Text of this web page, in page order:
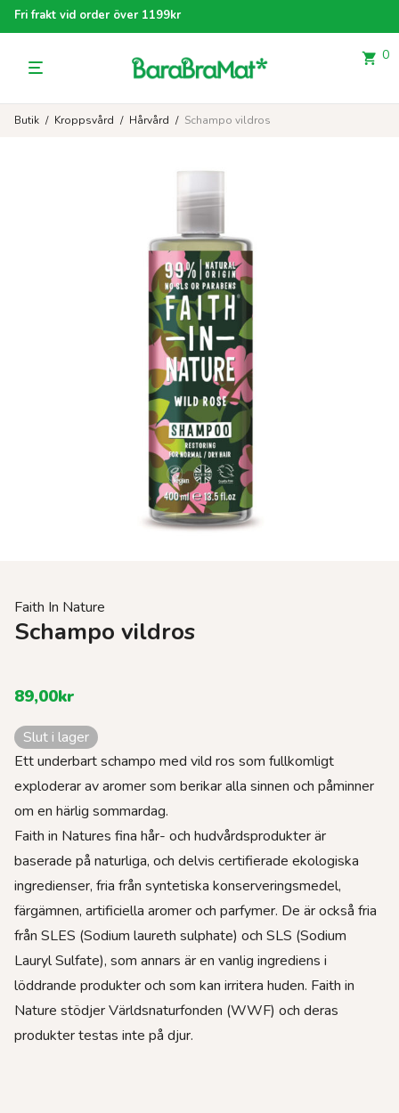
Fri frakt vid order över 1199kr
0
Butik / Kroppsvård / Hårvård / Schampo vildros
Faith In Nature
Schampo vildros
89,00kr
Slut i lager
Ett underbart schampo med vild ros som fullkomligt
exploderar av aromer som berikar alla sinnen och påminner
om en härlig sommardag.
Faith in Natures fina hår- och hudvårdsprodukter är
baserade på naturliga, och delvis certifierade ekologiska
ingredienser, fria från syntetiska konserveringsmedel,
färgämnen, artificiella aromer och parfymer. De är också fria
från SLES (Sodium laureth sulphate) och SLS (Sodium
Lauryl Sulfate), som annars är en vanlig ingrediens i
löddrande produkter och som kan irritera huden. Faith in
Nature stödjer Världsnaturfonden (WWF) och deras
produkter testas inte på djur.